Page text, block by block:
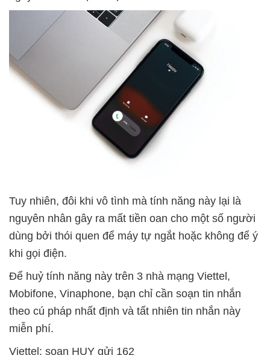
Tuy nhiên, đôi khi vô tình mà tính năng này lại là
nguyên nhân gây ra mất tiền oan cho một số người
dùng bởi thói quen để máy tự ngắt hoặc không để ý
khi gọi điện.
Để huỷ tính năng này trên 3 nhà mạng Viettel,
Mobifone, Vinaphone, bạn chỉ cần soạn tin nhắn
theo cú pháp nhất định và tất nhiên tin nhắn này
miễn phí.
Viettel: soạn HUY gửi 162